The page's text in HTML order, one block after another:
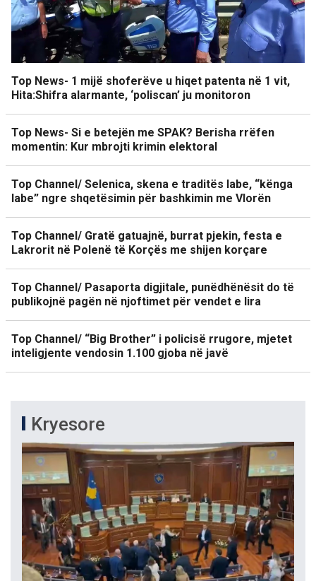
Top News- 1 mijë shoferëve u hiqet patenta në 1 vit,
Hita:Shifra alarmante, ‘poliscan’ ju monitoron
Top News- Si e betejën me SPAK? Berisha rrëfen
momentin: Kur mbrojti krimin elektoral
Top Channel/ Selenica, skena e traditës labe, “kënga
labe” ngre shqetësimin për bashkimin me Vlorën
Top Channel/ Gratë gatuajnë, burrat pjekin, festa e
Lakrorit në Polenë të Korçës me shijen korçare
Top Channel/ Pasaporta digjitale, punëdhënësit do të
publikojnë pagën në njoftimet për vendet e lira
Top Channel/ “Big Brother” i policisë rrugore, mjetet
inteligjente vendosin 1.100 gjoba në javë
Kryesore